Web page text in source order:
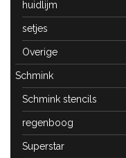
huidlijm
setjes
Overige
Schmink
Schmink stencils
regenboog
Superstar